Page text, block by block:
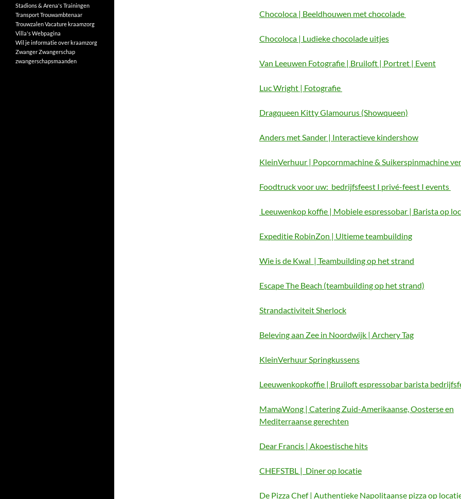
Chocoloca | Beeldhouwen met chocolade
Chocoloca | Ludieke chocolade uitjes
Van Leeuwen Fotografie | Bruiloft | Portret | Event
Luc Wright | Fotografie
Dragqueen Kitty Glamourus (Showqueen)
Anders met Sander | Interactieve kindershow
KleinVerhuur | Popcornmachine & Suikerspinmachine
Foodtruck voor uw: bedrijfsfeest I privé-feest I events
Leeuwenkop koffie | Mobiele espressobar | Barista op
Expeditie RobinZon | Ultieme teambuilding
Wie is de Kwal | Teambuilding op het strand
Escape The Beach (teambuilding op het strand)
Strandactiviteit Sherlock
Beleving aan Zee in Noordwijk | Archery Tag
KleinVerhuur Springkussens
Leeuwenkopkoffie | Bruiloft espressobar barista
MamaWong | Catering Zuid-Amerikaanse, Oosterse en
Mediterraanse gerechten
Dear Francis | Akoestische hits
CHEFSTBL | Diner op locatie
De Pizza Chef | Authentieke Napolitaanse pizza op
Stadions & Arena'sTrainingen
TransportTrouwambtenaar
TrouwzalenVacature kraamzorg
Villa'sWebpagina
Wil je informatie over kraamzorg
ZwangerZwangerschap
zwangerschapsmaanden